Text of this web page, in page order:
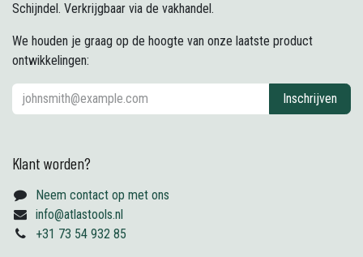
Schijndel. Verkrijgbaar via de vakhandel.
We houden je graag op de hoogte van onze laatste product
ontwikkelingen:
Inschrijven
Klant worden?
Neem contact op met ons
info@atlastools.nl
+31 73 54 932 85